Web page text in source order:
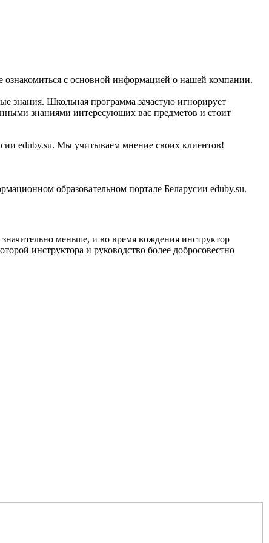
ознакомиться с основной информацией о нашей компании.
знания. Школьная программа зачастую игнорирует
знаниями интересующих вас предметов и стоит
eduby.su. Мы учитываем мнение своих клиентов!
образовательном портале Беларусии eduby.su.
меньше, и во время вождения инструктор
инструктора и руководство более добросовестно